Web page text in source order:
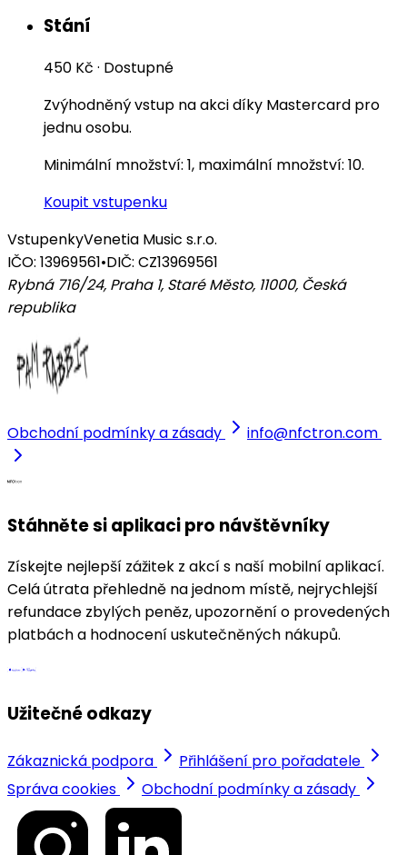
Stání
450 Kč · Dostupné
Zvýhodněný vstup na akci díky Mastercard pro
jednu osobu.
Minimální množství: 1, maximální množství: 10.
Koupit vstupenku
VstupenkyVenetia Music s.r.o.
IČO: 13969561•DIČ: CZ13969561
Rybná 716/24, Praha 1, Staré Město, 11000, Česká
republika
Obchodní podmínky a zásady info@nfctron.com
Stáhněte si aplikaci pro návštěvníky
Získejte nejlepší zážitek z akcí s naší mobilní aplikací.
Celá útrata přehledně na jednom místě, nejrychlejší
refundace zbylých peněz, upozornění o provedených
platbách a hodnocení uskutečněných nákupů.
Užitečné odkazy
Zákaznická podpora
Přihlášení pro pořadatele
Správa cookies
Obchodní podmínky a zásady